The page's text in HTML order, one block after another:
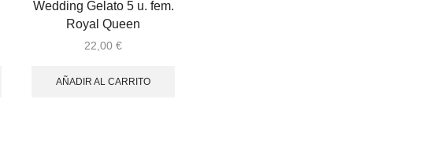
Wedding Gelato 5 u. fem.
Royal Queen
22,00€
AÑADIR AL CARRITO